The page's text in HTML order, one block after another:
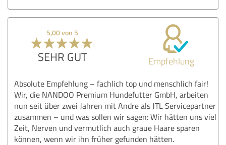
5,00 von 5
SEHR GUT Empfehlung
Absolute Empfehlung – fachlich top und menschlich fair!
Wir, die NANDOO Premium Hundefutter GmbH, arbeiten
nun seit über zwei Jahren mit Andre als JTL Servicepartner
zusammen – und was sollen wir sagen: Wir hätten uns viel
Zeit, Nerven und vermutlich auch graue Haare sparen
können, wenn wir ihn früher gefunden hätten.